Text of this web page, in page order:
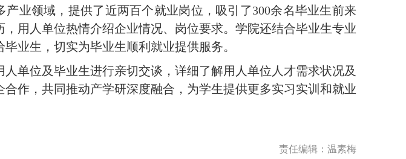
业领域，提供了近两百个就业岗位，吸引了300余名毕业生前来
用人单位热情介绍企业情况、岗位要求。学院还结合毕业生专业
业生，切实为毕业生顺利就业提供服务。
单位及毕业生进行亲切交谈，详细了解用人单位人才需求状况及
作，共同推动产学研深度融合，为学生提供更多实习实训和就业
责任编辑：温素梅